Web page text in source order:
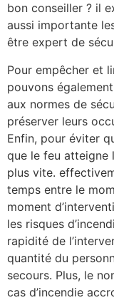
bon conseiller ? il
aussi importante
être expert de
Pour empêcher et
pouvons
aux normes de
préserver leurs
Enfin, pour éviter
que le feu atteigne
plus vite.
temps entre le
moment
les risques
rapidité de
quantité du
secours. Plus, le
cas d’incendie